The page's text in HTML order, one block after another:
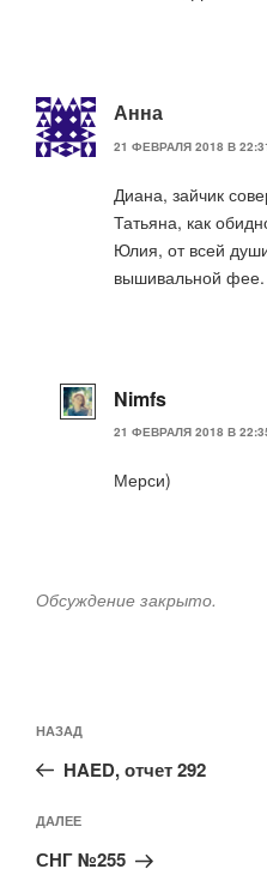
Анна
21 ФЕВРАЛЯ 2018 В
Диана, зайчик
Татьяна, как
Юлия, от всей
вышивальной фее.
Nimfs
21 ФЕВРАЛЯ 2018 В
Мерси)
Обсуждение закрыто.
по
записям
Предыдущая
запись:
НАЗАД
HAED, отчет 292
Следующая
запись
ДАЛЕЕ
СНГ №255